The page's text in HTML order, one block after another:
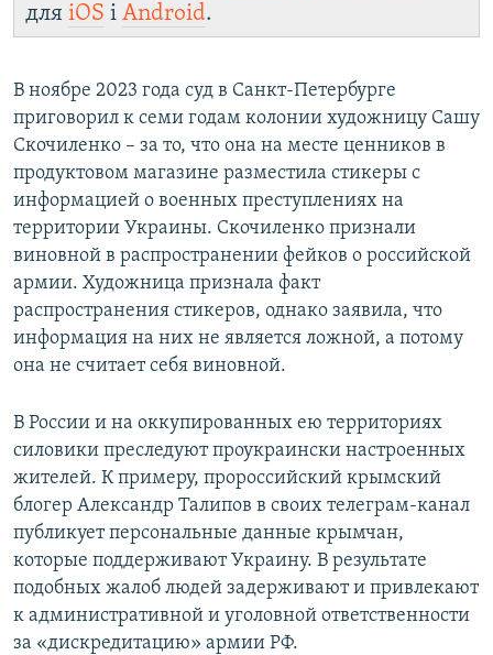
для iOS і Android.
В ноябре 2023 года суд в Санкт-Петербурге
приговорил к семи годам колонии художницу Сашу
Скочиленко – за то, что она на месте ценников в
продуктовом магазине разместила стикеры с
информацией о военных преступлениях на
территории Украины. Скочиленко признали
виновной в распространении фейков о российской
армии. Художница признала факт
распространения стикеров, однако заявила, что
информация на них не является ложной, а потому
она не считает себя виновной.
В России и на оккупированных ею территориях
силовики преследуют проукраински настроенных
жителей. К примеру, пророссийский крымский
блогер Александр Талипов в своих телеграм-канал
публикует персональные данные крымчан,
которые поддерживают Украину. В результате
подобных жалоб людей задерживают и привлекают
к административной и уголовной ответственности
за «дискредитацию» армии РФ.